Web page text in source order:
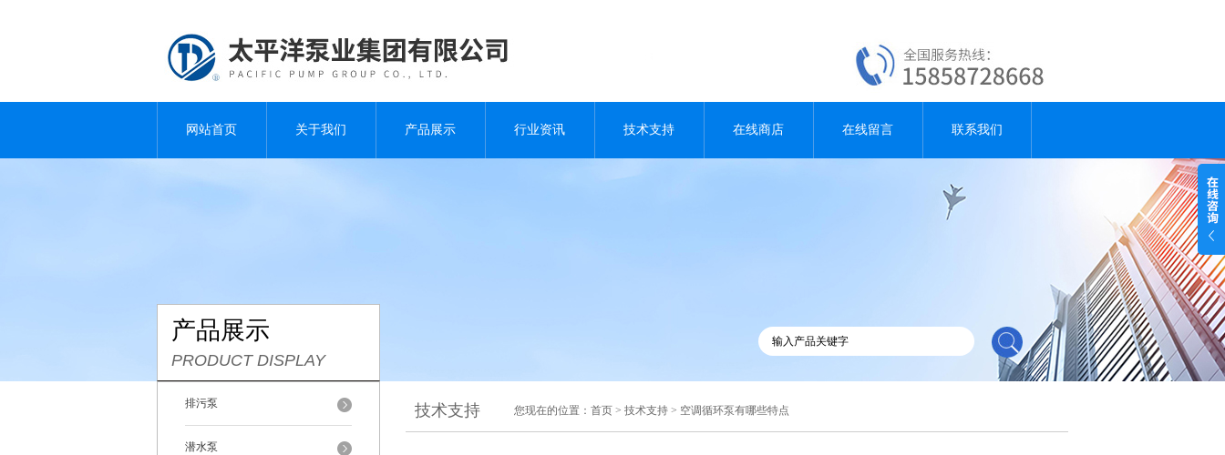
网站首页 关于我们 产品展示 行业资讯 技术支持 在线商店 在线留言 联系我们
产品展示
PRODUCT DISPLAY
排污泵
潜水泵
技术支持 您现在的位置： 首页 > 技术支持 > 空调循环泵有哪些特点